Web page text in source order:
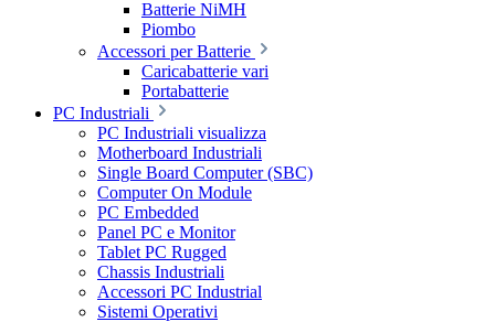
Batterie NiMH
Piombo
Accessori per Batterie
Caricabatterie vari
Portabatterie
PC Industriali
PC Industriali visualizza
Motherboard Industriali
Single Board Computer (SBC)
Computer On Module
PC Embedded
Panel PC e Monitor
Tablet PC Rugged
Chassis Industriali
Accessori PC Industrial
Sistemi Operativi